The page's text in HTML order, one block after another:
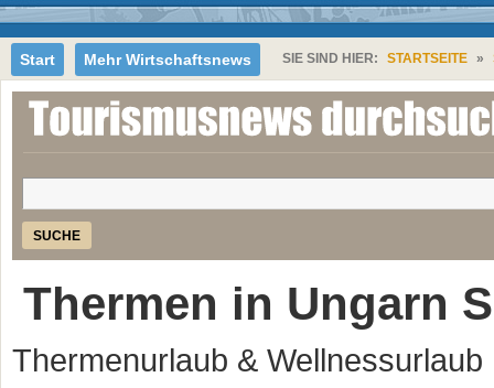
Jump to Navigation
Start Mehr Wirtschaftsnews SIE SIND HIER:
SIE SIND HIER
STARTSEITE »
Thermen in Ungarn
Thermenurlaub & Wellnessurlaub